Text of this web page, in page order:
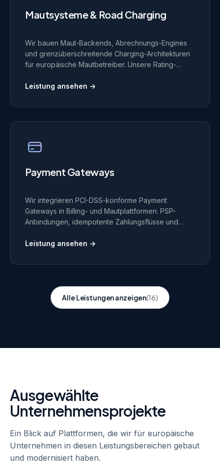
Mautsysteme & Road Charging
Wir bauen Maut-Backends, Abrechnungs-Engines
und grenzüberschreitende Charging-Architekturen
für europäische Mautbetreiber. Unsere Rating-
Ereignissen ausgelegt.
Leistung ansehen →
Payment Gateways
Wir integrieren PCI-DSS-konforme Payment
Gateways in Billing- und Mautplattformen: PSP-
Anbindungen, idempotente Zahlungsflüsse und
Captures, Refunds, Chargebacks und Settlement-
behandelt, damit der Monatsabschluss auf
Leistung ansehen →
Alle Leistungen anzeigen(16)
Ausgewählte
Unternehmensprojekte
Ein Blick auf Plattformen, die wir für europäische
Unternehmen in diesen Leistungsbereichen gebaut
und modernisiert haben.